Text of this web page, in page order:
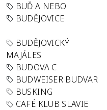
BUĎ A NEBO
BUDĚJOVICE
BUDĚJOVICKÝ
MAJÁLES
BUDOVA C
BUDWEISER BUDVAR
BUSKING
CAFÉ KLUB SLAVIE